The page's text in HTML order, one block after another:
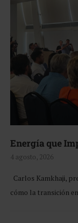
Energía que
4 agosto, 2026
Carlos Kamkhaji,
cómo la transición